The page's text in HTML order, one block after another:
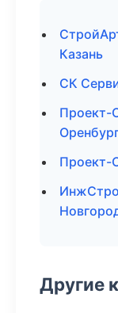
Казань
СК
Проект-
Проект-
Другие